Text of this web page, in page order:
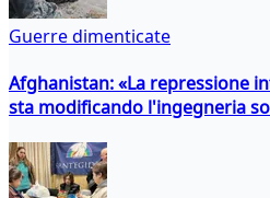
Guerre dimenticate
Afghanistan: «La repressione
sta modificando l'ingegneria